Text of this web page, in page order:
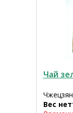
Чай
Вес